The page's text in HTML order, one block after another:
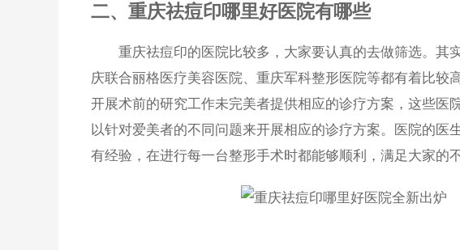
二、重庆祛痘印哪里好医院有哪些
重庆祛痘印的医院比较多，大家要认真的去做筛选。其
庆联合丽格医疗美容医院、重庆军科整形医院等都有着比较
开展术前的研究工作未完美者提供相应的诊疗方案，这些医
以针对爱美者的不同问题来开展相应的诊疗方案。医院的医
有经验，在进行每一台整形手术时都能够顺利，满足大家的